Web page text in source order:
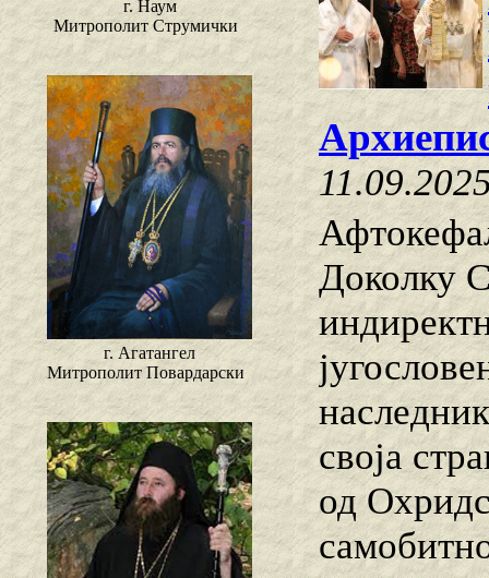
г. Наум
Митрополит Струмички
г. Агатангел
Митрополит Повардарски
Доколку
своја
од